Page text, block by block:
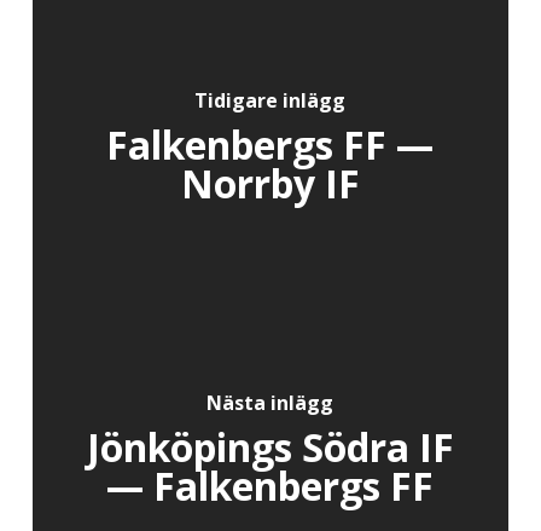
Tidigare inlägg
Falkenbergs FF —
Norrby IF
Nästa inlägg
Jönköpings Södra IF
— Falkenbergs FF